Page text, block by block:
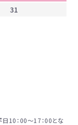
31
日10：00～17：00とな